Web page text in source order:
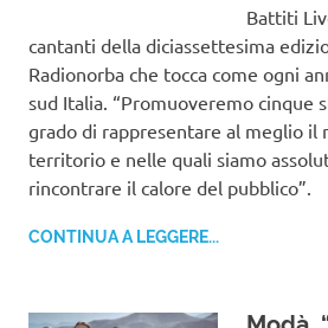
Battiti
cantanti della diciassettesima
Radionorba che tocca come ogni
sud Italia. “Promuoveremo cinque
grado di rappresentare al meglio il
territorio e nelle quali siamo
rincontrare il calore del pubblico”.
CONTINUA A LEGGERE...